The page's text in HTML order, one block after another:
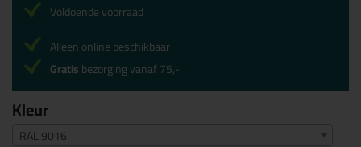
Kleur
RAL 9016
Voldoende voorraad
Alleen online beschikbaar
Gratisbezorging vanaf 75,-